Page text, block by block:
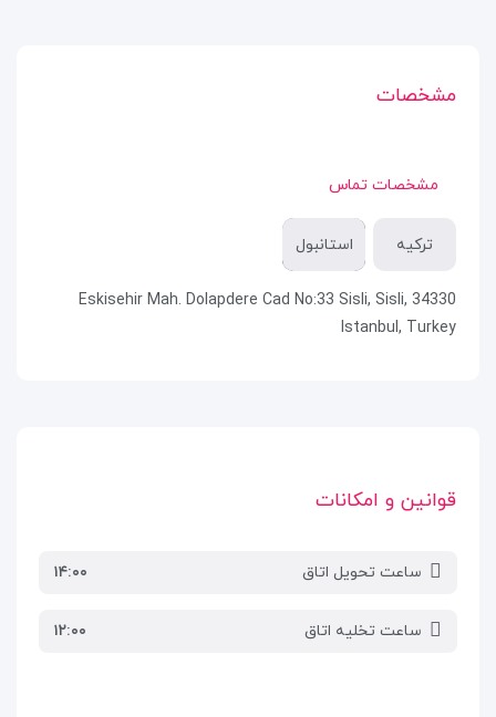
مشخصات
مشخصات تماس
ترکیه استانبول
Eskisehir Mah. Dolapdere Cad No:33 Sisli, Sisli, 34330
Istanbul, Turkey
قوانین و امکانات
ساعت تحویل اتاق ۱۴:۰۰
ساعت تخلیه اتاق ۱۲:۰۰